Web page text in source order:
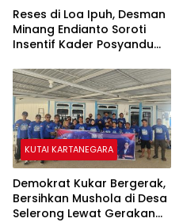
Reses di Loa Ipuh, Desman
Minang Endianto Soroti
Insentif Kader Posyandu
KUTAI KARTANEGARA
Demokrat Kukar Bergerak,
Bersihkan Mushola di Desa
Selerong Lewat Gerakan